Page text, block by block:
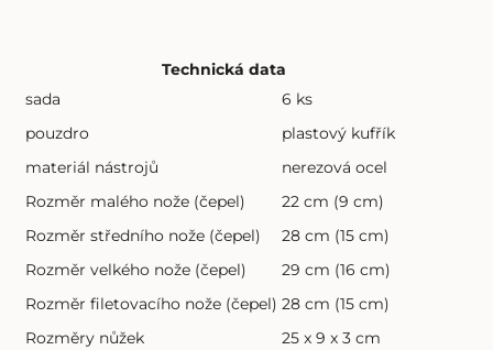
Technická data
sada
6 ks
pouzdro
plastový kufřík
materiál nástrojů
nerezová ocel
Rozměr malého nože (čepel)
22 cm (9 cm)
Rozměr středního nože (čepel)
28 cm (15 cm)
Rozměr velkého nože (čepel)
29 cm (16 cm)
Rozměr filetovacího nože (čepel) 28 cm (15 cm)
Rozměry nůžek
25 x 9 x 3 cm